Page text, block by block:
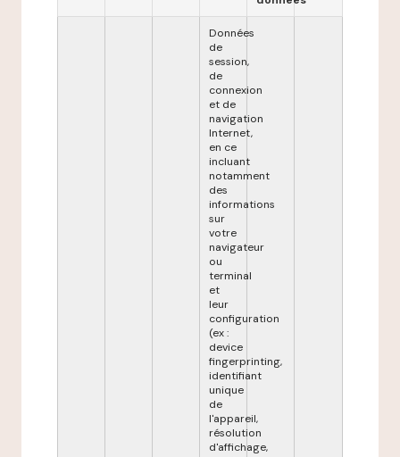
Données
de
session,
de
connexion
et de
navigation
Internet,
en ce
incluant
notamment
des
informations
sur
votre
navigateur
ou
terminal
et
leur
configuration
(ex :
device
fingerprinting,
identifiant
unique
de
l'appareil,
résolution
d'affichage,